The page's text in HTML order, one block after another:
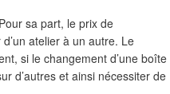
sa part, le prix de
atelier à un autre. Le
si le changement d’une boîte
d’autres et ainsi nécessiter de